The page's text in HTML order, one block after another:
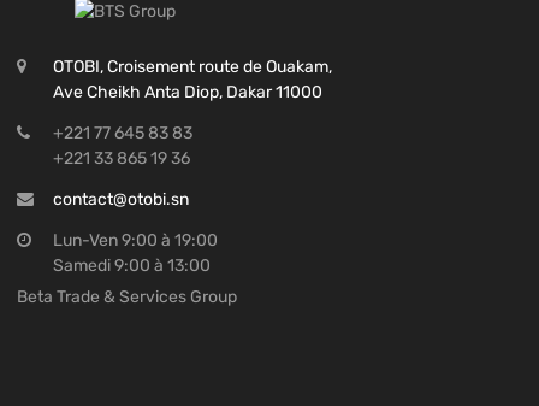
OTOBI, Croisement route de Ouakam,
Ave Cheikh Anta Diop, Dakar 11000
+221 77 645 83 83
+221 33 865 19 36
contact@otobi.sn
Lun-Ven 9:00 à 19:00
Samedi 9:00 à 13:00
Beta Trade & Services Group